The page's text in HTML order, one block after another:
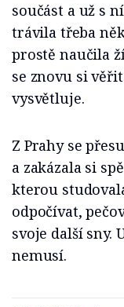
součást a už s
trávila třeba
prostě naučila
se znovu si
vysvětluje.
Z Prahy se
a zakázala si
kterou
odpočívat,
svoje další sny.
nemusí.